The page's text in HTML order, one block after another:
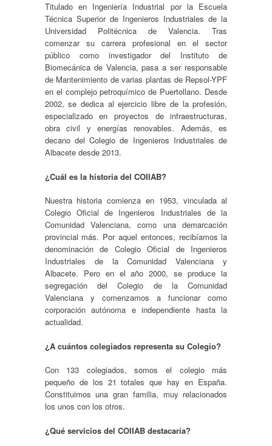
Titulado en Ingeniería Industrial por la Escuela
Técnica Superior de Ingenieros Industriales de la
Universidad Politécnica de Valencia. Tras
comenzar su carrera profesional en el sector
público como investigador del Instituto de
Biomecánica de Valencia, pasa a ser responsable
de Mantenimiento de varias plantas de Repsol-YPF
en el complejo petroquímico de Puertollano. Desde
2002, se dedica al ejercicio libre de la profesión,
especializado en proyectos de infraestructuras,
obra civil y energías renovables. Además, es
decano del Colegio de Ingenieros Industriales de
Albacete desde 2013.
¿Cuál es la historia del COIIAB?
Nuestra historia comienza en 1953, vinculada al
Colegio Oficial de Ingenieros Industriales de la
Comunidad Valenciana, como una demarcación
provincial más. Por aquel entonces, recibíamos la
denominación de Colegio Oficial de Ingenieros
Industriales de la Comunidad Valenciana y
Albacete. Pero en el año 2000, se produce la
segregación del Colegio de la Comunidad
Valenciana y comenzamos a funcionar como
corporación autónoma e independiente hasta la
actualidad.
¿A cuántos colegiados representa su Colegio?
Con 133 colegiados, somos el colegio más
pequeño de los 21 totales que hay en España.
Constituimos una gran familia, muy relacionados
los unos con los otros.
¿Qué servicios del COIIAB destacaría?